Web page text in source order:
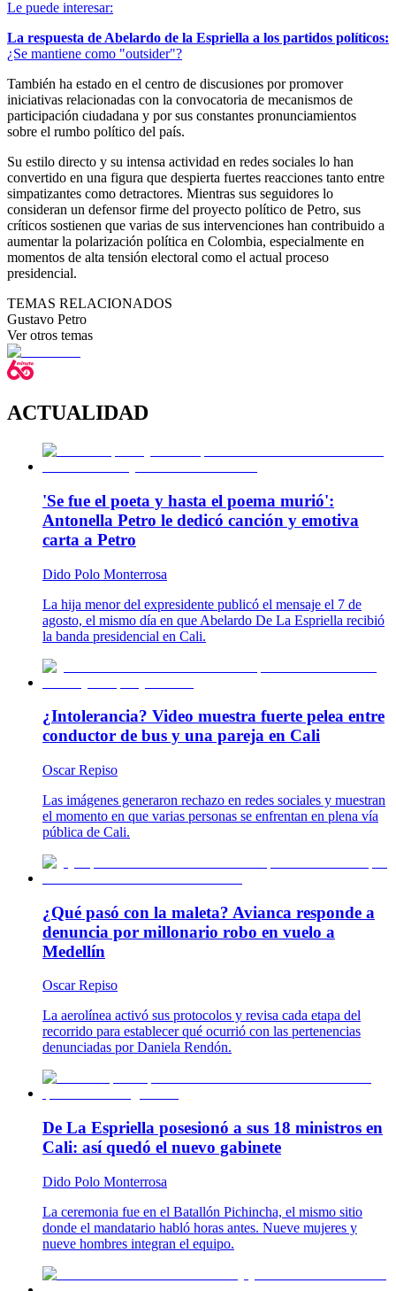
Le puede interesar:
La respuesta de Abelardo de la Espriella a los partidos políticos:
¿Se mantiene como "outsider"?
También ha estado en el centro de discusiones por promover
iniciativas relacionadas con la convocatoria de mecanismos de
participación ciudadana y por sus constantes pronunciamientos
sobre el rumbo político del país.
Su estilo directo y su intensa actividad en redes sociales lo han
convertido en una figura que despierta fuertes reacciones tanto entre
simpatizantes como detractores. Mientras sus seguidores lo
consideran un defensor firme del proyecto político de Petro, sus
críticos sostienen que varias de sus intervenciones han contribuido a
aumentar la polarización política en Colombia, especialmente en
momentos de alta tensión electoral como el actual proceso
presidencial.
TEMAS RELACIONADOS
Gustavo Petro
Ver otros temas
ACTUALIDAD
'Se fue el poeta y hasta el poema murió':
Antonella Petro le dedicó canción y emotiva
carta a Petro
Dido Polo Monterrosa
La hija menor del expresidente publicó el mensaje el 7 de
agosto, el mismo día en que Abelardo De La Espriella recibió
la banda presidencial en Cali.
¿Intolerancia? Video muestra fuerte pelea entre
conductor de bus y una pareja en Cali
Oscar Repiso
Las imágenes generaron rechazo en redes sociales y muestran
el momento en que varias personas se enfrentan en plena vía
pública de Cali.
¿Qué pasó con la maleta? Avianca responde a
denuncia por millonario robo en vuelo a
Medellín
Oscar Repiso
La aerolínea activó sus protocolos y revisa cada etapa del
recorrido para establecer qué ocurrió con las pertenencias
denunciadas por Daniela Rendón.
De La Espriella posesionó a sus 18 ministros en
Cali: así quedó el nuevo gabinete
Dido Polo Monterrosa
La ceremonia fue en el Batallón Pichincha, el mismo sitio
donde el mandatario habló horas antes. Nueve mujeres y
nueve hombres integran el equipo.